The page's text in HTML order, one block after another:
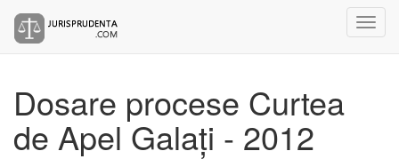
Dosare procese Curtea
de Apel Galați - 2012